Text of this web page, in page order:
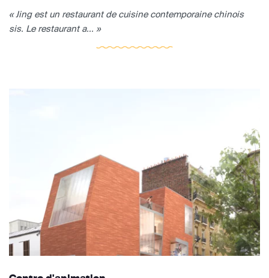
« Jing est un restaurant de cuisine contemporaine chinois
sis. Le restaurant a... »